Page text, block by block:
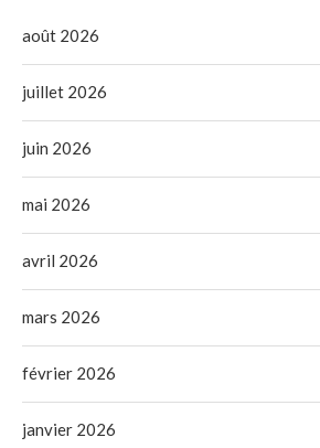
août 2026
juillet 2026
juin 2026
mai 2026
avril 2026
mars 2026
février 2026
janvier 2026